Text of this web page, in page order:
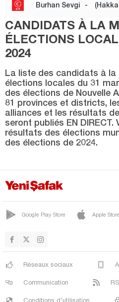
Kahramanmaraş
Karabük
Karaman
Kastamonu
Kayseri
Kilis
Kırıkkale
Kırşehir
Kocaeli
Malatya
Burhan Sevgi -
CANDIDATS À LA
ÉLECTIONS
2024
La liste des candidats à la
élections locales du 31
des élections de Nouvelle
81 provinces et districts,
alliances et les résultats
seront publiés EN DIRECT.
résultats des élections
des élections de 2024.
Google Play Store Apple Store
Réseaux sociaux
Communication
Conditions d'utilisation